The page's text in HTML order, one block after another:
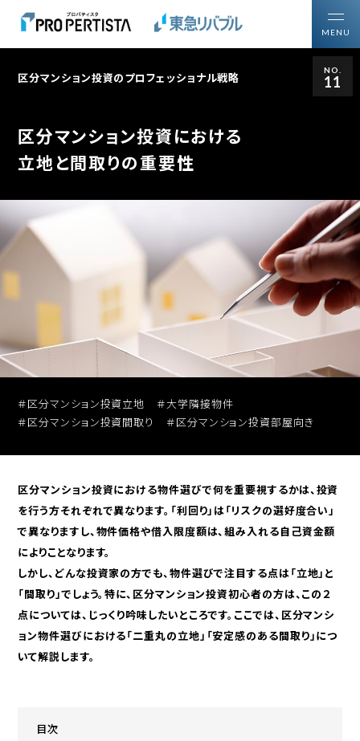
MENU
NO.
11
区分マンション投資のプロフェッショナル戦略
区分マンション投資における
立地と間取りの重要性
＃区分マンション投資立地
＃大学隣接物件
＃区分マンション投資間取り
＃区分マンション投資部屋向き
区分マンション投資における物件選びで何を重要視するかは、投資
を行う方それぞれで異なります。「利回り」は「リスクの選好度合い」
で異なりますし、物件価格や借入限度額は、組み入れる自己資金額
によりことなります。
しかし、どんな投資家の方でも、物件選びで注目する点は「立地」と
「間取り」でしょう。特に、区分マンション投資初心者の方は、この２
点については、じっくり吟味したいところです。ここでは、区分マンシ
ョン物件選びにおける「二重丸の立地」「安定感のある間取り」につ
いて解説します。
目次
トップ
ご所有の投資用不動産を 売りたい方
区分マンション投資について知る・学ぶ
区分マンション投資ガイド
購入・売却ガイドブック
区分マンション投資のプロフェッショナル戦略
マーケットレポート・コラム
セミナー動画アーカイブ
投資用
区分マンションを探す
無料売却査定